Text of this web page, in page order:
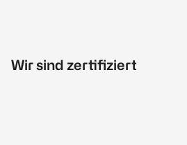
Wir sind zertifiziert